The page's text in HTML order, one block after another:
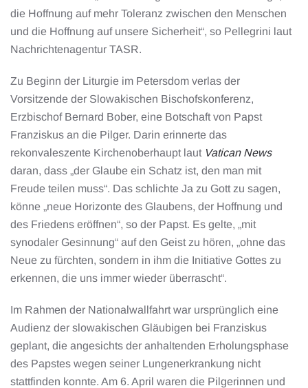
die Hoffnung auf mehr Toleranz zwischen den Menschen
und die Hoffnung auf unsere Sicherheit“, so Pellegrini laut
Nachrichtenagentur TASR.
Zu Beginn der Liturgie im Petersdom verlas der
Vorsitzende der Slowakischen Bischofskonferenz,
Erzbischof Bernard Bober, eine Botschaft von Papst
Franziskus an die Pilger. Darin erinnerte das
rekonvaleszente Kirchenoberhaupt laut Vatican News
daran, dass „der Glaube ein Schatz ist, den man mit
Freude teilen muss“. Das schlichte Ja zu Gott zu sagen,
könne „neue Horizonte des Glaubens, der Hoffnung und
des Friedens eröffnen“, so der Papst. Es gelte, „mit
synodaler Gesinnung“ auf den Geist zu hören, „ohne das
Neue zu fürchten, sondern in ihm die Initiative Gottes zu
erkennen, die uns immer wieder überrascht“.
Im Rahmen der Nationalwallfahrt war ursprünglich eine
Audienz der slowakischen Gläubigen bei Franziskus
geplant, die angesichts der anhaltenden Erholungsphase
des Papstes wegen seiner Lungenerkrankung nicht
stattfinden konnte. Am 6. April waren die Pilgerinnen und